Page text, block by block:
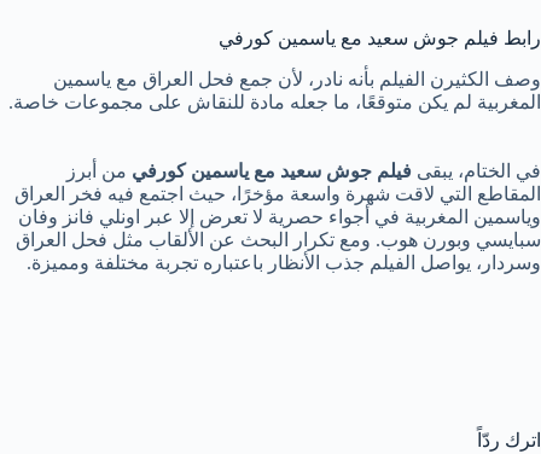
رابط فيلم جوش سعيد مع ياسمين كورفي
وصف الكثيرن الفيلم بأنه نادر، لأن جمع فحل العراق مع ياسمين
المغربية لم يكن متوقعًا، ما جعله مادة للنقاش على مجموعات خاصة.
في الختام، يبقى فيلم جوش سعيد مع ياسمين كورفي من أبرز
المقاطع التي لاقت شهرة واسعة مؤخرًا، حيث اجتمع فيه فخر العراق
وياسمين المغربية في أجواء حصرية لا تعرض إلا عبر اونلي فانز وفان
سبايسي وبورن هوب. ومع تكرار البحث عن الألقاب مثل فحل العراق
وسردار، يواصل الفيلم جذب الأنظار باعتباره تجربة مختلفة ومميزة.
اترك ردّاً